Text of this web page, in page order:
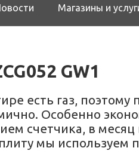
Магазины и
GW1
есть газ,
Особенно
счетчика, в
мы используем